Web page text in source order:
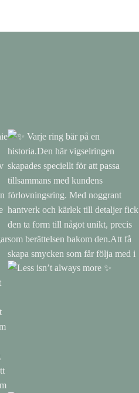
✨ Varje ring bär på en